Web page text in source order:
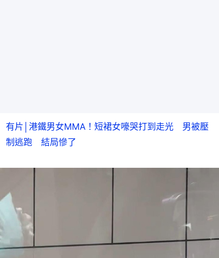
有片│港鐵男女MMA！短裙女嚎哭打到走光 男被壓
制逃跑 結局慘了